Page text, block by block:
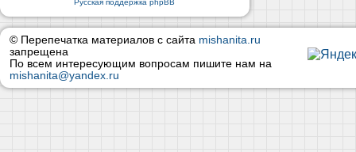
Русская поддержка phpBB
© Перепечатка материалов с сайта mishanita.ru
запрещена
По всем интересующим вопросам пишите нам на
mishanita@yandex.ru